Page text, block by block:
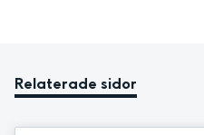
Relaterade sidor